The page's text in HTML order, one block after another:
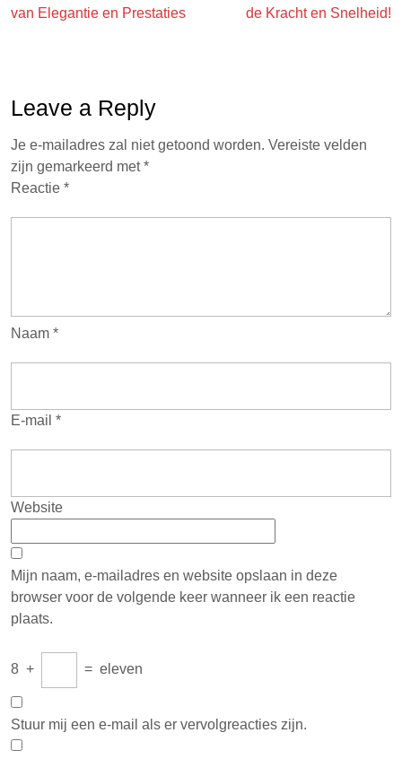
van Elegantie en Prestaties
de Kracht en Snelheid!
Leave a Reply
Je e-mailadres zal niet getoond worden. Vereiste velden
zijn gemarkeerd met*
Reactie *
Naam *
E-mail *
Website
Mijn naam, e-mailadres en website opslaan in deze
browser voor de volgende keer wanneer ik een reactie
plaats.
8 + = eleven
Stuur mij een e-mail als er vervolgreacties zijn.